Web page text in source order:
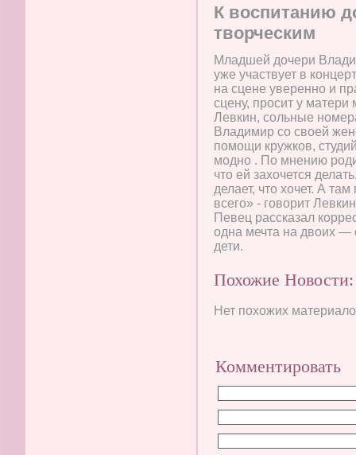
К воспитанию
творческим
Младшей дочери
уже участвует в
на сцене уверенно и
сцену, просит у матери
Левкин, сольные
Владимир со своей
помощи кружков,
модно . По мнению
что ей захочется
делает, что хочет. А
всего» - говорит
Певец рассказал
одна мечта на двоих —
дети.
Похожие Новости:
Нет похожих
Комментировать